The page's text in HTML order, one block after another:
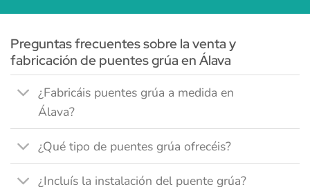
Preguntas frecuentes sobre la venta y
fabricación de puentes grúa en Álava
¿Fabricáis puentes grúa a medida en
Álava?
¿Qué tipo de puentes grúa ofrecéis?
¿Incluís la instalación del puente grúa?